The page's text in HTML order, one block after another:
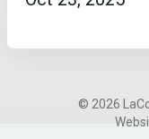
© 2026